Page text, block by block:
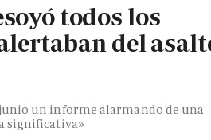
todos los
del
un informe alarmando de una
significativa»